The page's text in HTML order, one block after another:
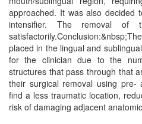
approached. It was also decided
intensifier. The removal of
placed in the lingual and
for the clinician due to the
structures that pass through that
their surgical removal using pre-
find a less traumatic location,
risk of damaging adjacent